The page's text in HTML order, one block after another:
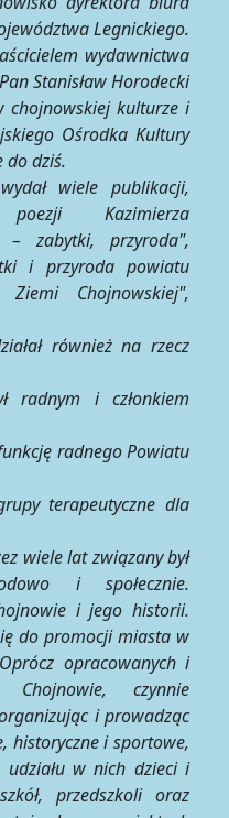
Legnickiego.
wydawnictwa
Stanisław Horodecki
chojnowskiej kulturze i
Ośrodka Kultury
do dziś.
wiele publikacji,
Kazimierza
– zabytki, przyroda",
i przyroda powiatu
Chojnowskiej",
również na rzecz
radnym i członkiem
radnego Powiatu
terapeutyczne dla
wiele lat związany był
i społecznie.
i jego historii.
do promocji miasta w
opracowanych i
czynnie
i prowadząc
historyczne i sportowe,
w nich dzieci i
przedszkoli oraz